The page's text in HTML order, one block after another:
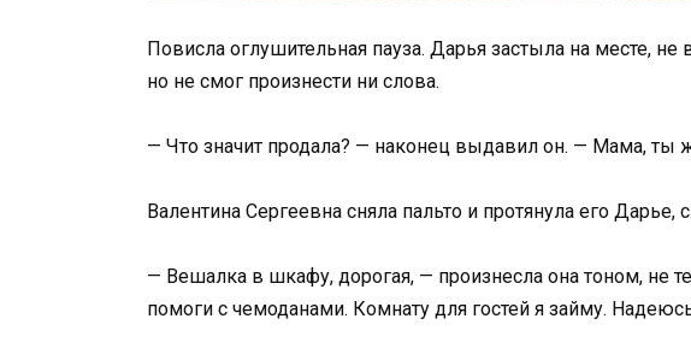
Повисла оглушительная пауза. Дарья застыла на месте,
но не смог произнести ни слова.
— Что значит продала? — наконец выдавил он. — Мама, ты
Валентина Сергеевна сняла пальто и протянула его Дарье,
— Вешалка в шкафу, дорогая, — произнесла она тоном, не
помоги с чемоданами. Комнату для гостей я займу.